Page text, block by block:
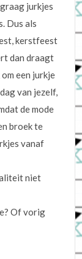
jurkjes
Dus als
kerstfeest
dan draagt
een jurkje
van jezelf,
de mode
broek te
vanaf
niet
Of vorig